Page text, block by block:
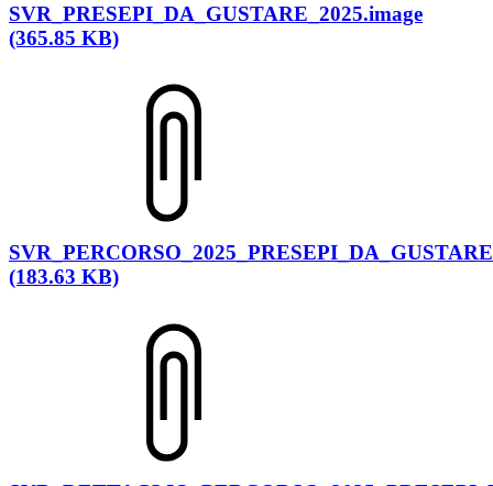
SVR_PRESEPI_DA_GUSTARE_2025.image
(365.85 KB)
(183.63 KB)